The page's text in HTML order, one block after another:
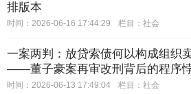
排版本
时间：2026-06-16 17:44:29 栏目： 社会
一案两判：放贷索债何以构成组织
——董子豪案再审改刑背后的程序
时间：2026-06-13 17:49:04 栏目： 社会